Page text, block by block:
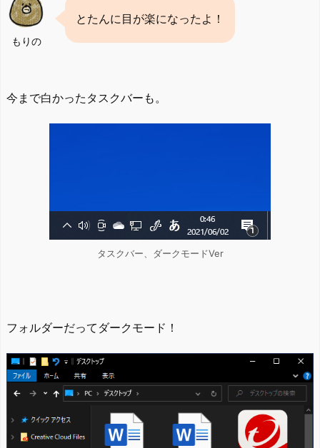
もりの
とたんに目が楽になったよ！
今まで白かったタスクバーも。
タスクバー、ダークモードVer
フォルダーだってダークモード！